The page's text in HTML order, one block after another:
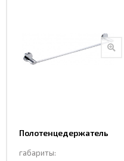
Полотенцедержатель
габариты: